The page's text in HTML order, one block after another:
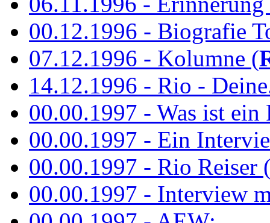
00.12.1996 - Biografie
07.12.1996 - Kolumne (
14.12.1996 - Rio -
00.00.1997 - Was ist ein
00.00.1997 - Ein
00.00.1997 - Rio Reiser
00.00.1997 - Interview